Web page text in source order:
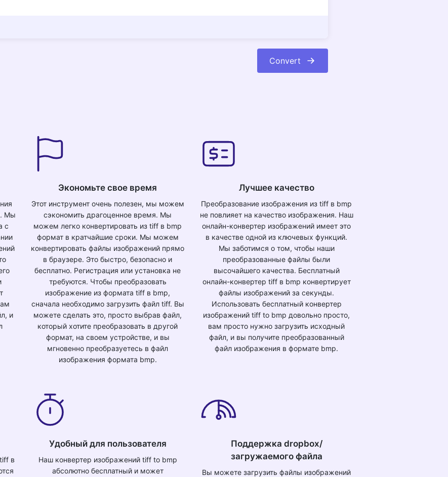
Convert
Мы
с
и
Экономьте свое время
Этот инструмент очень полезен, мы можем
сэкономить драгоценное время. Мы
можем легко конвертировать из tiff в bmp
формат в кратчайшие сроки. Мы можем
конвертировать файлы изображений прямо
в браузере. Это быстро, безопасно и
бесплатно. Регистрация или установка не
требуются. Чтобы преобразовать
изображение из формата tiff в bmp,
сначала необходимо загрузить файл tiff. Вы
можете сделать это, просто выбрав файл,
который хотите преобразовать в другой
формат, на своем устройстве, и вы
мгновенно преобразуетесь в файл
изображения формата bmp.
Лучшее качество
Преобразование изображения из tiff в bmp
не повлияет на качество изображения. Наш
онлайн-конвертер изображений имеет это
в качестве одной из ключевых функций.
Мы заботимся о том, чтобы наши
преобразованные файлы были
высочайшего качества. Бесплатный
онлайн-конвертер tiff в bmp конвертирует
файлы изображений за секунды.
Использовать бесплатный конвертер
изображений tiff to bmp довольно просто,
вам просто нужно загрузить исходный
файл, и вы получите преобразованный
файл изображения в формате bmp.
в
Удобный для пользователя
Наш конвертер изображений tiff to bmp
абсолютно бесплатный и может
Поддержка dropbox/
загружаемого файла
Вы можете загрузить файлы изображений